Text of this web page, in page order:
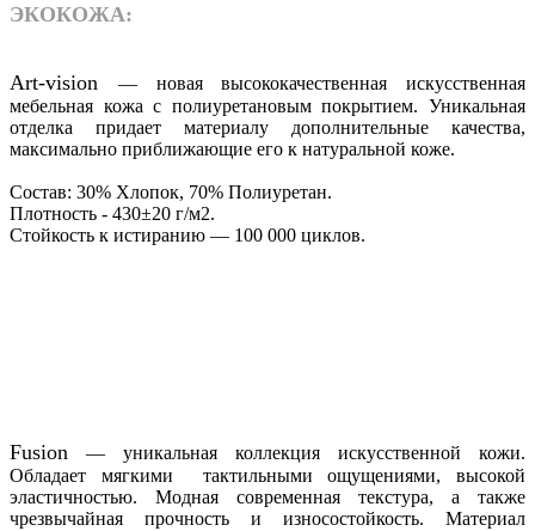
ЭКОКОЖА:
Art-vision
— новая высококачественная искусственная
мебельная кожа с полиуретановым покрытием. Уникальная
отделка придает материалу дополнительные качества,
максимально приближающие его к натуральной коже.
Состав: 30% Хлопок, 70% Полиуретан.
Плотность - 430±20 г/м2.
Стойкость к истиранию — 100 000 циклов.
Fusion — уникальная коллекция искусственной кожи.
Обладает мягкими тактильными ощущениями, высокой
эластичностью. Модная современная текстура, а также
чрезвычайная прочность и износостойкость. Материал